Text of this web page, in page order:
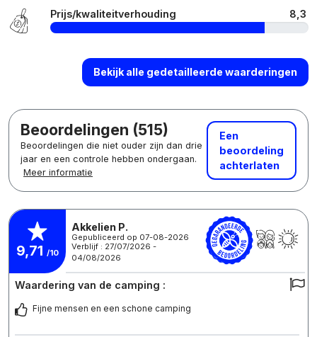
Prijs/kwaliteitverhouding 8,3
Bekijk alle gedetailleerde waarderingen
Beoordelingen (515)
Beoordelingen die niet ouder zijn dan drie
jaar en een controle hebben ondergaan.
Meer informatie
Een
beoordeling
achterlaten
9,71 /10
Akkelien P.
Gepubliceerd op 07-08-2026
Verblijf : 27/07/2026 -
04/08/2026
Waardering van de camping :
Fijne mensen en een schone camping